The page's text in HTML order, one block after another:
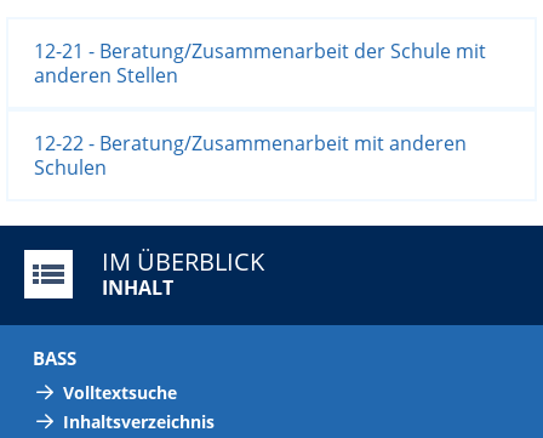
12-21 - Beratung/Zusammenarbeit der Schule mit
anderen Stellen
12-22 - Beratung/Zusammenarbeit mit anderen
Schulen
IM ÜBERBLICK
INHALT
BASS
Volltextsuche
Inhaltsverzeichnis